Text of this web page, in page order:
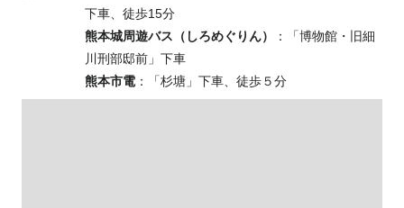
下車、徒歩15分
熊本城周遊バス（しろめぐりん）
：「博物館・旧細
川刑部邸前」下車
熊本市電 ：「杉塘」下車、徒歩５分